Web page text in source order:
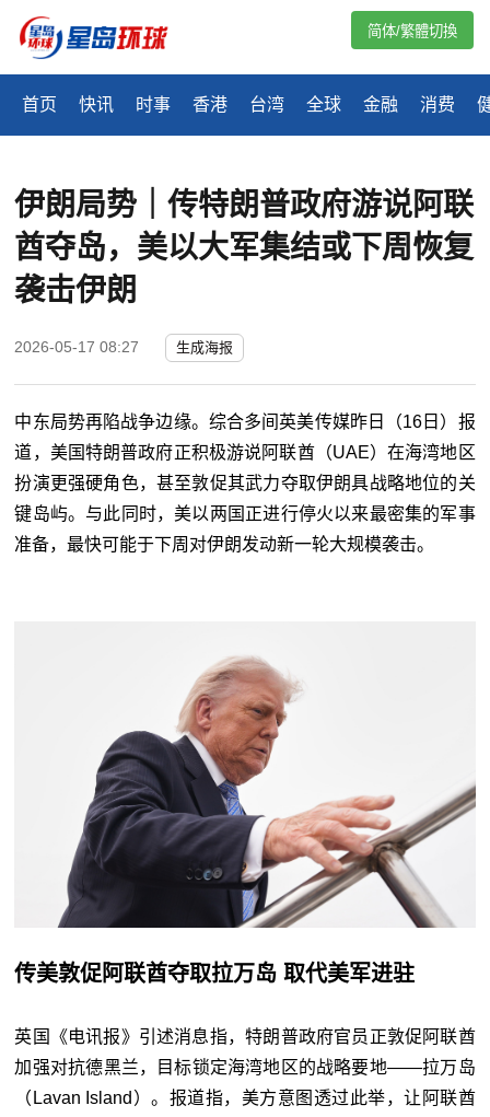
首页 快讯 时事 香港 台湾 全球 金融 消费
简体/繁體切換
伊朗局势｜传特朗普政府游说阿联
酋夺岛，美以大军集结或下周恢复
袭击伊朗
2026-05-17 08:27 生成海报
中东局势再陷战争边缘。综合多间英美传媒昨日（16日）报
道，美国特朗普政府正积极游说阿联酋（UAE）在海湾地区
扮演更强硬角色，甚至敦促其武力夺取伊朗具战略地位的关
键岛屿。与此同时，美以两国正进行停火以来最密集的军事
准备，最快可能于下周对伊朗发动新一轮大规模袭击。
传美敦促阿联酋夺取拉万岛 取代美军进驻
英国《电讯报》引述消息指，特朗普政府官员正敦促阿联酋
加强对抗德黑兰，目标锁定海湾地区的战略要地——拉万岛
（Lavan Island）。报道指，美方意图透过此举，让阿联酋